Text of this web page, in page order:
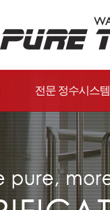
전문 정수시스템